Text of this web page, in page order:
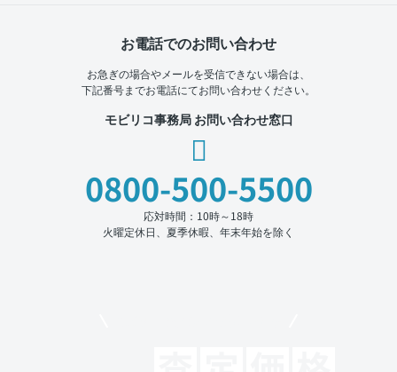
お電話でのお問い合わせ
お急ぎの場合やメールを受信できない場合は、
下記番号までお電話にてお問い合わせください。
モビリコ事務局 お問い合わせ窓口
0800-500-5500
応対時間：10時～18時
火曜定休日、夏季休暇、年末年始を除く